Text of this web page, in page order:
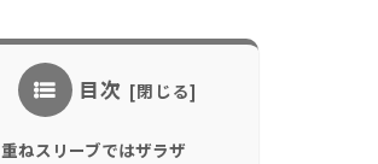
目次
重ねスリーブではザラザ